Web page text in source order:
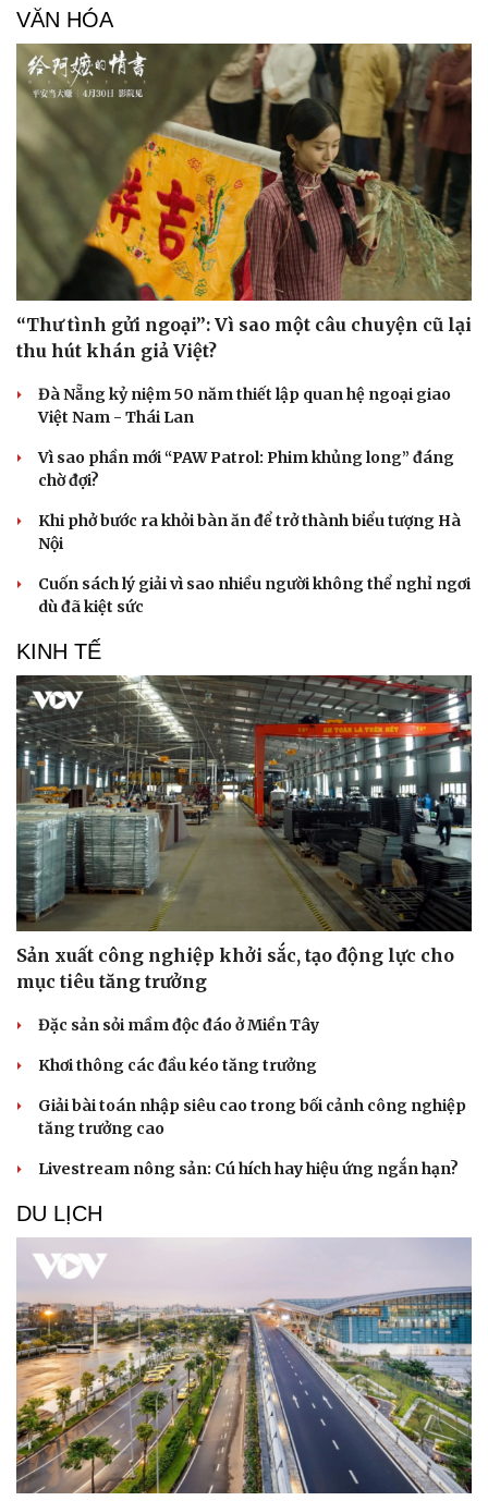
Cải chính
VĂN HÓA
“Thư tình gửi ngoại”: Vì sao một câu chuyện cũ lại
thu hút khán giả Việt?
Đà Nẵng kỷ niệm 50 năm thiết lập quan hệ ngoại giao
Việt Nam - Thái Lan
Vì sao phần mới “PAW Patrol: Phim khủng long” đáng
chờ đợi?
Khi phở bước ra khỏi bàn ăn để trở thành biểu tượng Hà
Nội
Cuốn sách lý giải vì sao nhiều người không thể nghỉ ngơi
dù đã kiệt sức
KINH TẾ
Sản xuất công nghiệp khởi sắc, tạo động lực cho
mục tiêu tăng trưởng
Đặc sản sỏi mầm độc đáo ở Miền Tây
Khơi thông các đầu kéo tăng trưởng
Giải bài toán nhập siêu cao trong bối cảnh công nghiệp
tăng trưởng cao
Livestream nông sản: Cú hích hay hiệu ứng ngắn hạn?
DU LỊCH